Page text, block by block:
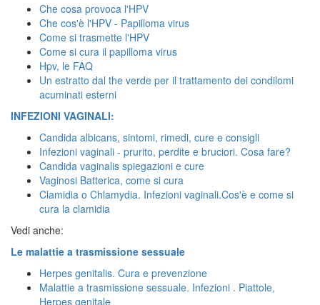
Che cosa provoca l'HPV
Che cos'è l'HPV - Papilloma virus
Come si trasmette l'HPV
Come si cura il papilloma virus
Hpv, le FAQ
Un estratto dal the verde per il trattamento dei condilomi
acuminati esterni
INFEZIONI VAGINALI:
Candida albicans, sintomi, rimedi, cure e consigli
Infezioni vaginali - prurito, perdite e bruciori. Cosa fare?
Candida vaginalis spiegazioni e cure
Vaginosi Batterica, come si cura
Clamidia o Chlamydia. Infezioni vaginali.Cos'è e come si
cura la clamidia
Vedi anche:
Le malattie a trasmissione sessuale
Herpes genitalis. Cura e prevenzione
Malattie a trasmissione sessuale. Infezioni . Piattole,
Herpes genitale